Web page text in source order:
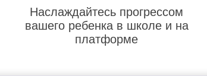
Наслаждайтесь прогрессом
вашего ребенка в школе и на
платформе